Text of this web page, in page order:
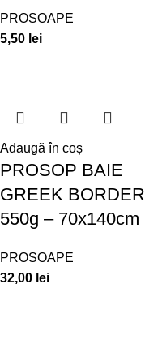
PROSOAPE
5,50 lei
Adaugă în coș
PROSOP BAIE
GREEK BORDER
550g – 70x140cm
PROSOAPE
32,00 lei